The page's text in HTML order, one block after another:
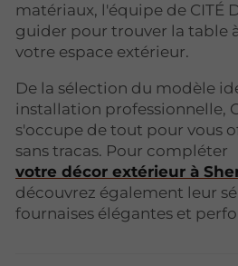
matériaux, l'équipe de CITÉ
guider pour trouver la table
votre espace extérieur.
De la sélection du modèle
installation professionnelle,
s'occupe de tout pour vous
sans tracas. Pour compléter
votre décor extérieur à
découvrez également leur
fournaises élégantes et